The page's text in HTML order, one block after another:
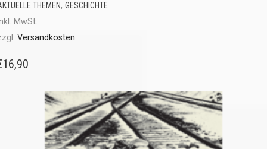
THEMEN, GESCHICHTE
MwSt.
Versandkosten
16,90